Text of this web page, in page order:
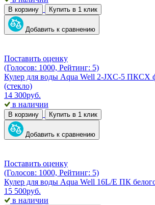
В корзину Купить в 1 клик
Добавить к сравнению
Поставить оценку
(Голосов: 1000, Рейтинг: 5)
Кулер для воды Aqua Well 2-JXC-5 ПКСХ
(стекло)
14 300руб.
в наличии
В корзину Купить в 1 клик
Добавить к сравнению
Поставить оценку
(Голосов: 1000, Рейтинг: 5)
Кулер для воды Aqua Well 16L/E ПК
15 500руб.
в наличии